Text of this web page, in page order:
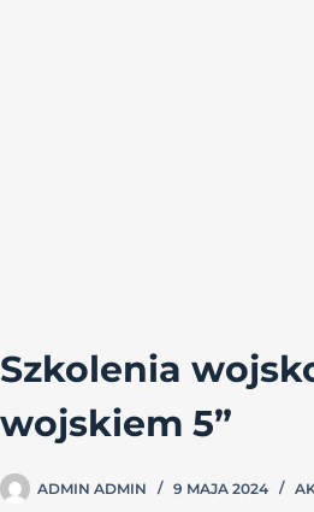
Szkolenia
wojskiem 5”
ADMIN ADMIN 9 MAJA 2024